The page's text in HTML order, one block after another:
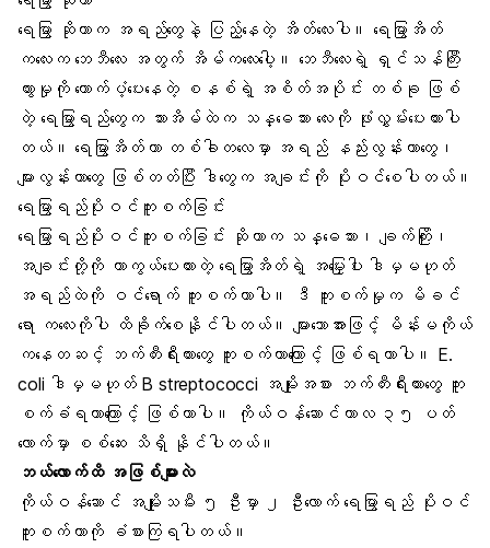
ရေမြွာ ဆိုတာက အရည်တွေနဲ့ ပြည့်နေတဲ့ အိတ်လေးပါ။ ရေမြွာအိတ်
ကလေးကဘေဘီလေး အတွက် အိမ်ကလေးပေါ့။ ဘေဘီလေးရဲ့ ရှင်သန်ကြီး
ထွားမှုကို ထောက်ပံ့ပေးနေတဲ့ စနစ်ရဲ့ အစိတ်အပိုင်း တစ်ခု ဖြစ်
တဲ့ ရေမြွာရည်တွေက သားအိမ်ထဲက သန္ဓေသားလေးကို ဖုံးလွှမ်းပေးထားပါ
တယ်။ ရေမြွာအိတ်ဟာ တစ်ခါတလေမှာ အရည် နည်းလွန်းတာတွေ၊
များလွန်းတာတွေ ဖြစ်တတ်ပြီး ဒါတွေက အချင်း ကို ပိုးဝင်စေပါတယ်။
ရေမြွာရည်ပိုးဝင်ကူးစက်ခြင်း
ရေမြွာရည်ပိုးဝင်ကူးစက်ခြင်း ဆိုတာက သန္ဓေသား၊ ချက်ကြိုး၊
အချင်းတို့ကို ကာကွယ်ပေးထားတဲ့ ရေမြွာအိတ်ရဲ့ အမြှေးပါး ဒါမှမဟုတ်
အရည်ထဲကို ဝင်ရောက် ကူးစက်တာပါ။ ဒီ ကူးစက်မှုက မိခင်
ရော ကလေးကိုပါ ထိခိုက်စေနိုင်ပါတယ်။ များသောအားဖြင့်
မိန်းမကိုယ်
ကနေတဆင့် ဘက်တီးရီးယားတွေ ကူးစက်တာကြောင့် ဖြစ်ရတာပါ။ E.
coli ဒါမှမဟုတ် B streptococci အမျိုးအစား ဘက်တီးရီးယားတွေ ကူး
စက်ခံရတာကြောင့် ဖြစ်တာပါ။ ကိုယ်ဝန်ဆောင်ကာလ ၃၅ ပတ်
လောက်မှာ စစ်ဆေး သိရှိ နိုင်ပါတယ်။
ဘယ်လောက်ထိ အဖြစ်များလဲ
ကိုယ်ဝန်ဆောင် အမျိုးသမီး ၅ ဦးမှာ ၂ ဦးလောက် ရေမြွာရည် ပိုးဝင်
ကူးစက်တာကို ခံစားကြရပါတယ်။